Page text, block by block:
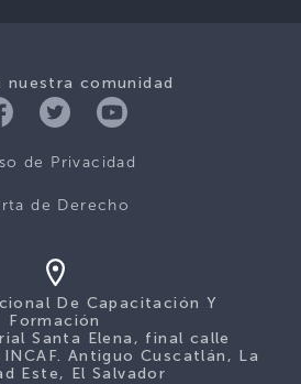
nuestra comunidad
de Privacidad
de Derecho
De Capacitación Y
Formación
Santa Elena, final calle
Antiguo Cuscatlán, La
Este, El Salvador